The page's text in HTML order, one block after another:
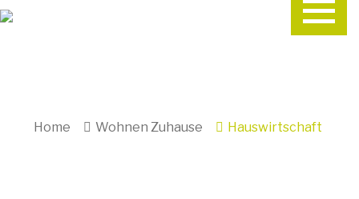
Home Wohnen Zuhause Hauswirtschaft